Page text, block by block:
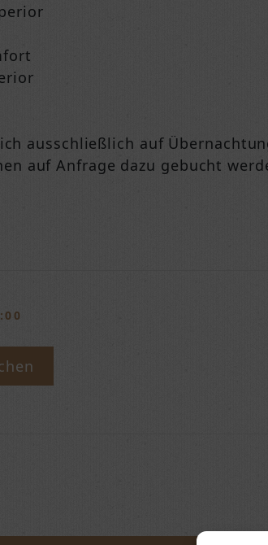
ausschließlich auf
auf Anfrage dazu gebucht